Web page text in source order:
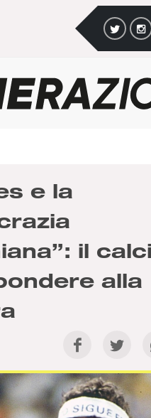
e la
il
alla